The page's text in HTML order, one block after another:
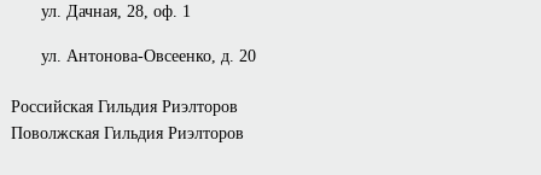
ул. Дачная, 28, оф. 1
ул. Антонова-Овсеенко, д. 20
Российская Гильдия Риэлторов
Поволжская Гильдия Риэлторов